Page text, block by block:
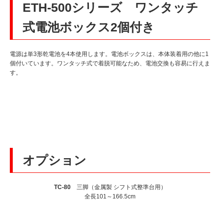
ETH-500シリーズ ワンタッチ
式電池ボックス2個付き
電源は単3形乾電池を4本使用します。電池ボックスは、本体装着用の他に1
個付いています。ワンタッチ式で着脱可能なため、電池交換も容易に行えま
す。
オプション
TC-80 三脚（金属製 シフト式整準台用）
全長101～166.5cm